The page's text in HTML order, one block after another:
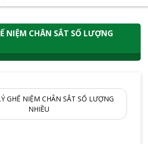
NIỆM CHÂN SẮT SỐ LƯỢNG